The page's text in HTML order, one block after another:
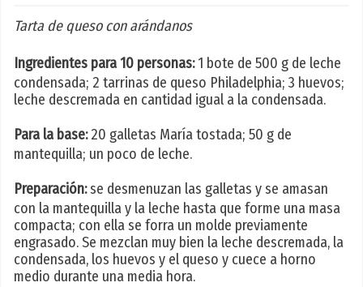
Tarta de queso con arándanos
Ingredientes para 10 personas:1 bote de 500 g de leche
condensada; 2 tarrinas de queso Philadelphia; 3 huevos;
leche descremada en cantidad igual a la condensada.
Para la base:20 galletas María tostada; 50 g de
mantequilla; un poco de leche.
Preparación:se desmenuzan las galletas y se amasan
con la mantequilla y la leche hasta que forme una masa
compacta; con ella se forra un molde previamente
engrasado. Se mezclan muy bien la leche descremada, la
condensada, los huevos y el queso y cuece a horno
medio durante una media hora.